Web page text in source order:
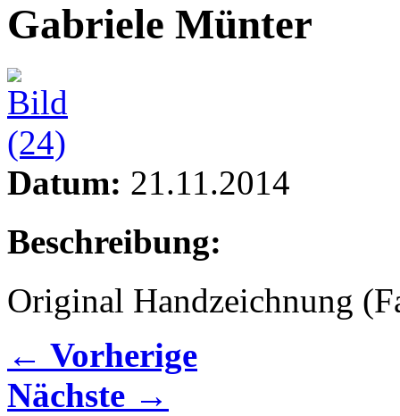
Gabriele Münter
Datum: 21.11.2014
Beschreibung:
Original Handzeichnung
← Vorherige
Nächste →